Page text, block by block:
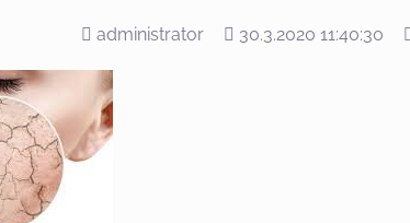
Pridal
administrator Pridané
30.3.2020 11:40:30